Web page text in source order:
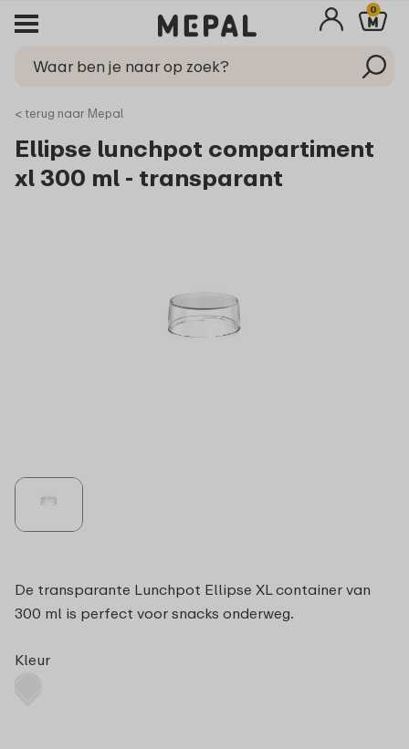
0
< terug naar Mepal
Ellipse lunchpot compartiment
xl 300 ml - transparant
De transparante Lunchpot Ellipse XL container van
300 ml is perfect voor snacks onderweg.
Kleur